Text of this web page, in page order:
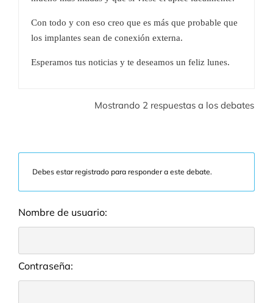
Con todo y con eso creo que es más que probable que
los implantes sean de conexión externa.
Esperamos tus noticias y te deseamos un feliz lunes.
Mostrando 2 respuestas a los debates
Debes estar registrado para responder a este debate.
Nombre de usuario:
Contraseña: